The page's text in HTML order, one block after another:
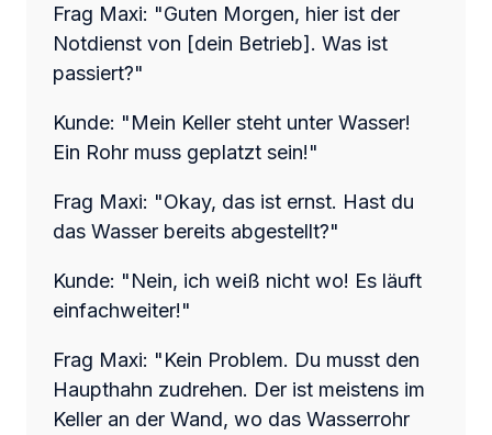
Frag Maxi: "Guten Morgen, hier ist der
Notdienst von [dein Betrieb]. Was ist
passiert?"
Kunde: "Mein Keller steht unter Wasser!
Ein Rohr muss geplatzt sein!"
Frag Maxi: "Okay, das ist ernst. Hast du
das Wasser bereits abgestellt?"
Kunde: "Nein, ich weiß nicht wo! Es läuft
einfachweiter!"
Frag Maxi: "Kein Problem. Du musst den
Haupthahn zudrehen. Der ist meistens im
Keller an der Wand, wo das Wasserrohr